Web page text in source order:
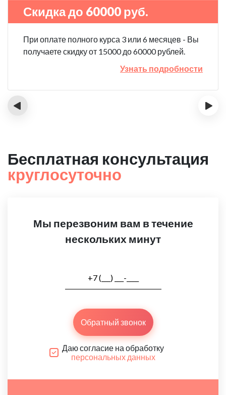
Скидка до 60000 руб.
При оплате полного курса 3 или 6 месяцев - Вы
получаете скидку от 15000 до 60000 рублей.
Узнать подробности
‹ ›
Бесплатная консультация
круглосуточно
Мы перезвоним вам в течение
нескольких минут
Обратный звонок
Даю согласие на обработку
персональных данных